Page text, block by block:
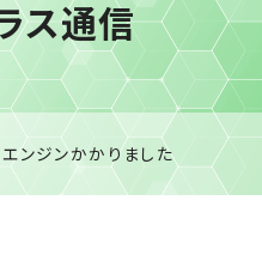
衛生管理・食
サル
ス通信
エンジンかかりました